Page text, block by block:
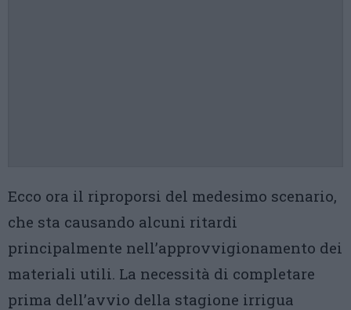
Ecco ora il riproporsi del medesimo scenario,
che sta causando alcuni ritardi
principalmente nell’approvvigionamento dei
materiali utili. La necessità di completare
prima dell’avvio della stagione irrigua